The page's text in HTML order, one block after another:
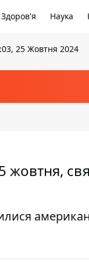
Здоров'я Наука
25 Жовтня 2024
жовтня,